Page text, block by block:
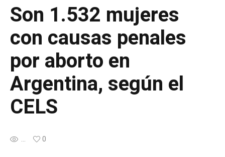
Son 1.532 mujeres
con causas penales
por aborto en
Argentina, según el
CELS
... 0